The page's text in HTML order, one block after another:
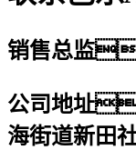
销售总监
公司地址
海街道新田